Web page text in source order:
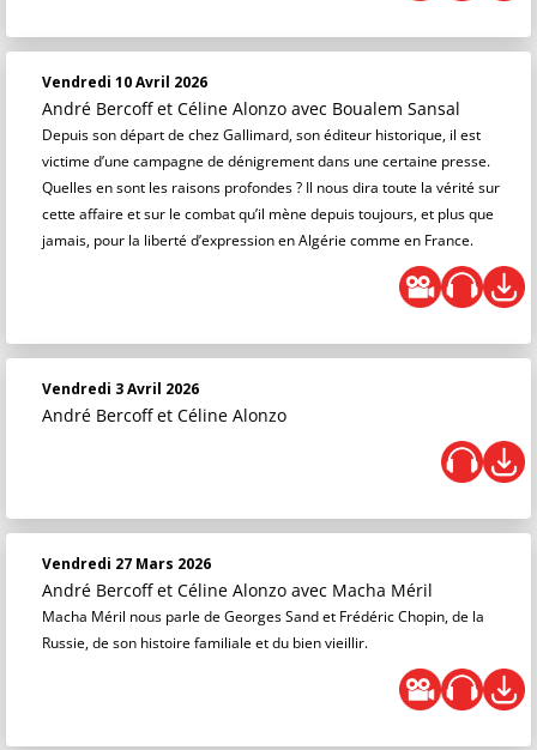
Vendredi 10 Avril 2026
André Bercoff et Céline Alonzo avec Boualem Sansal
Depuis son départ de chez Gallimard, son éditeur historique, il est
victime d’une campagne de dénigrement dans une certaine presse.
Quelles en sont les raisons profondes ? Il nous dira toute la vérité sur
cette affaire et sur le combat qu’il mène depuis toujours, et plus que
jamais, pour la liberté d’expression en Algérie comme en France.
Vendredi 3 Avril 2026
André Bercoff et Céline Alonzo
Vendredi 27 Mars 2026
André Bercoff et Céline Alonzo avec Macha Méril
Macha Méril nous parle de Georges Sand et Frédéric Chopin, de la
Russie, de son histoire familiale et du bien vieillir.